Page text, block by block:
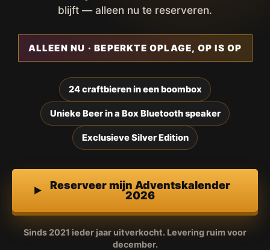
blijft — alleen nu te reserveren.
ALLEEN NU · BEPERKTE OPLAGE, OP IS OP
24 craftbieren in een boombox
Unieke Beer in a Box Bluetooth speaker
Exclusieve Silver Edition
Reserveer mijn Adventskalender
2026
Sinds 2021 ieder jaar uitverkocht. Levering ruim voor
december.